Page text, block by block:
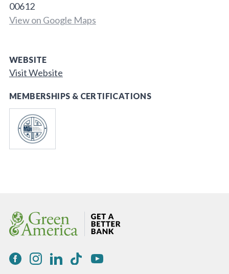
00612
View on Google Maps
WEBSITE
Visit Website
MEMBERSHIPS & CERTIFICATIONS